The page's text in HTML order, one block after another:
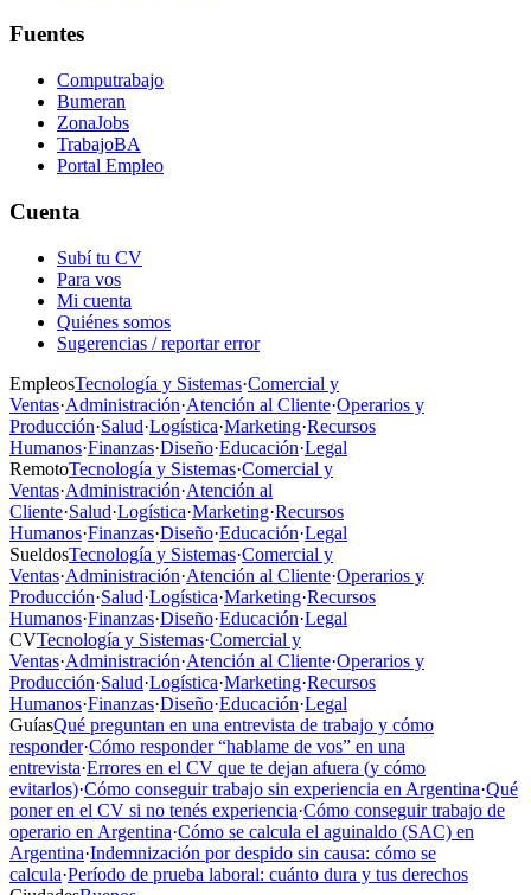
Fuentes
Computrabajo
Bumeran
ZonaJobs
TrabajoBA
Portal Empleo
Cuenta
Subí tu CV
Para vos
Mi cuenta
Quiénes somos
Sugerencias / reportar error
EmpleosTecnología y Sistemas·Comercial y
Ventas·Administración·Atención al Cliente·Operarios y
Producción·Salud·Logística·Marketing·Recursos
Humanos·Finanzas·Diseño·Educación·Legal
RemotoTecnología y Sistemas·Comercial y
Ventas·Administración·Atención al
Cliente·Salud·Logística·Marketing·Recursos
Humanos·Finanzas·Diseño·Educación·Legal
SueldosTecnología y Sistemas·Comercial y
Ventas·Administración·Atención al Cliente·Operarios y
Producción·Salud·Logística·Marketing·Recursos
Humanos·Finanzas·Diseño·Educación·Legal
CVTecnología y Sistemas·Comercial y
Ventas·Administración·Atención al Cliente·Operarios y
Producción·Salud·Logística·Marketing·Recursos
Humanos·Finanzas·Diseño·Educación·Legal
GuíasQué preguntan en una entrevista de trabajo y cómo
responder·Cómo responder “hablame de vos” en una
entrevista·Errores en el CV que te dejan afuera (y cómo
evitarlos)·Cómo conseguir trabajo sin experiencia en Argentina·Qué
poner en el CV si no tenés experiencia·Cómo conseguir trabajo de
operario en Argentina·Cómo se calcula el aguinaldo (SAC) en
Argentina·Indemnización por despido sin causa: cómo se
calcula·Período de prueba laboral: cuánto dura y tus derechos